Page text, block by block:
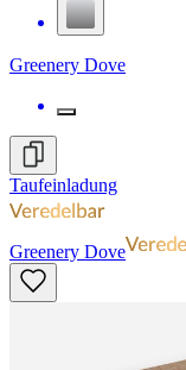
Greenery Dove
Taufeinladung
Greenery Dove